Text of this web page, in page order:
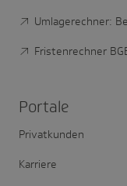
Umlagerechner:
Fristenrechner
Portale
Privatkunden
Karriere